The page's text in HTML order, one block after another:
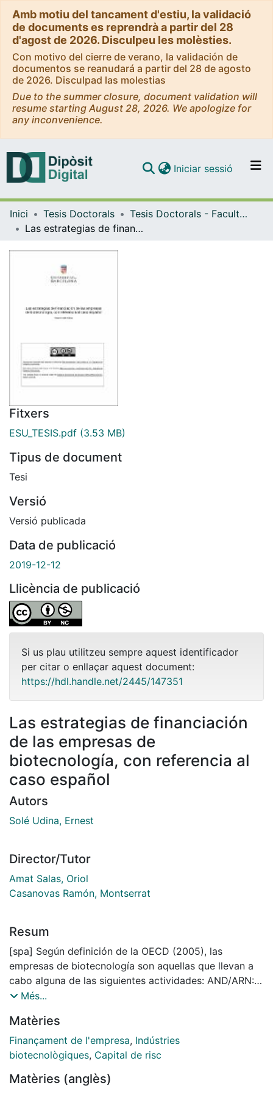
Amb motiu del tancament d'estiu, la validació
de documents es reprendrà a partir del 28
d'agost de 2026. Disculpeu les molèsties.
Con motivo del cierre de verano, la validación de
documentos se reanudará a partir del 28 de agosto
de 2026. Disculpad las molestias
Due to the summer closure, document validation will
resume starting August 28, 2026. We apologize for
any inconvenience.
Navega per tot el DD
Iniciar sessió (current)
Inici Tesis Doctorals
Tesis Doctorals - Facultat - Economia i Empresa
Las estrategias de financiación de las empresas de biotecnología, con referencia al caso español
Fitxers
ESU_TESIS.pdf (3.53 MB)
Tipus de document
Tesi
Versió
Versió publicada
Data de publicació
2019-12-12
Llicència de publicació
Si us plau utilitzeu sempre aquest identificador
per citar o enllaçar aquest document:
https://hdl.handle.net/2445/147351
Las estrategias de financiación
de las empresas de
biotecnología, con referencia al
caso español
Autors
Solé Udina, Ernest
Director/Tutor
Amat Salas, Oriol
Casanovas Ramón, Montserrat
Resum
[spa] Según definición de la OECD (2005), las
empresas de biotecnología son aquellas que llevan a
cabo alguna de las siguientes actividades: AND/ARN:
genómica, farmacogenómica;
moléculas; Cultivo de células y tejidos, e
ingeniería;Técnicas de procesos
biotecnológicos;Vectores genéticos y de ARN;Terapia
Nanobiotecnología. A efectos de este trabajo, se
Més...
Matèries
Finançament de l'empresa, Indústries
biotecnològiques, Capital de risc
Matèries (anglès)